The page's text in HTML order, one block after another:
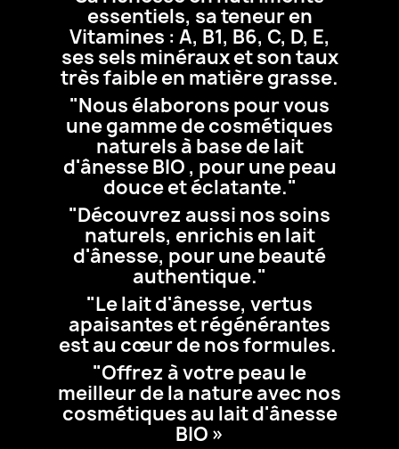
essentiels, sa teneur en
Vitamines : A, B1, B6, C, D, E,
ses sels minéraux et son taux
très faible en matière grasse.
"Nous élaborons pour vous
une gamme de cosmétiques
naturels à base de lait
d'ânesse BIO , pour une peau
douce et éclatante."
"Découvrez aussi nos soins
naturels, enrichis en lait
d'ânesse, pour une beauté
authentique."
"Le lait d'ânesse, vertus
apaisantes et régénérantes
est au cœur de nos formules.
"Offrez à votre peau le
meilleur de la nature avec nos
cosmétiques au lait d'ânesse
BIO »